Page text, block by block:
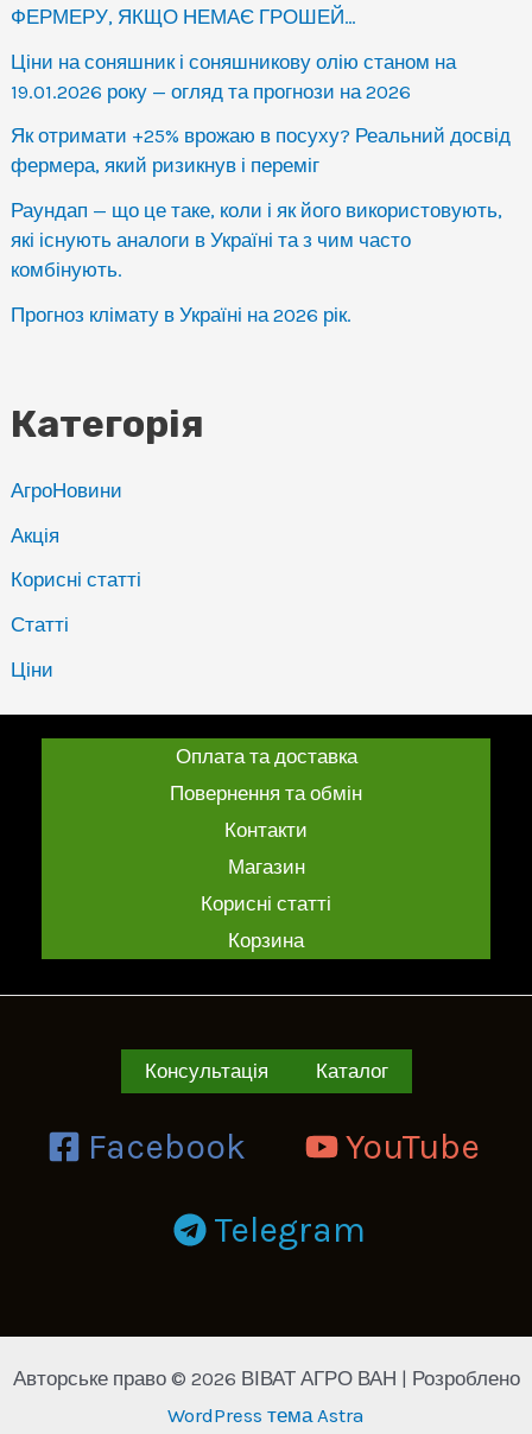
ФЕРМЕРУ, ЯКЩО НЕМАЄ ГРОШЕЙ…
Ціни на соняшник і соняшникову олію станом на
19.01.2026 року — огляд та прогнози на 2026
Як отримати +25% врожаю в посуху? Реальний досвід
фермера, який ризикнув і переміг
Раундап — що це таке, коли і як його використовують,
які існують аналоги в Україні та з чим часто
комбінують.
Прогноз клімату в Україні на 2026 рік.
Категорія
АгроНовини
Акція
Корисні статті
Статті
Ціни
Оплата та доставка
Повернення та обмін
Контакти
Магазин
Корисні статті
Корзина
Консультація Каталог
Facebook
YouTube
Telegram
Авторське право © 2026 ВІВАТ АГРО ВАН | Розроблено
WordPress тема Astra